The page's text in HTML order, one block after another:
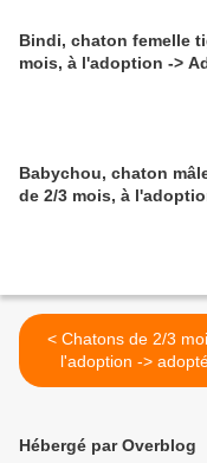
Bindi, chaton femelle
mois, à l'adoption ->
Babychou, chaton
de 2/3 mois, à
< Chatons de 2/3 mois à
l'adoption ->
Hébergé par Overblog